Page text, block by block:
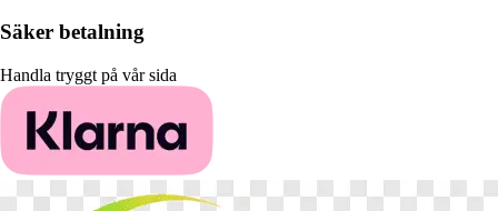
Säker betalning
Handla tryggt på vår sida